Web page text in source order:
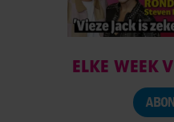
ELKE WEEK